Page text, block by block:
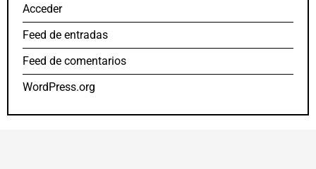
Acceder
Feed de entradas
Feed de comentarios
WordPress.org